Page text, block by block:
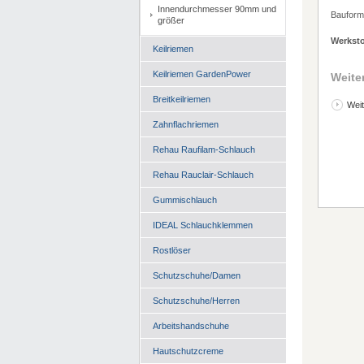
Innendurchmesser 90mm und
größer
Keilriemen
Keilriemen GardenPower
Breitkeilriemen
Zahnflachriemen
Rehau Raufilam-Schlauch
Rehau Rauclair-Schlauch
Gummischlauch
IDEAL Schlauchklemmen
Rostlöser
Schutzschuhe/Damen
Schutzschuhe/Herren
Arbeitshandschuhe
Hautschutzcreme